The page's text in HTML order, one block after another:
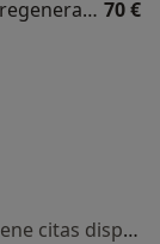
Consulta de ginecología funcional y regenerativa 70 €
Ningún profesional de este centro tiene citas disponibles